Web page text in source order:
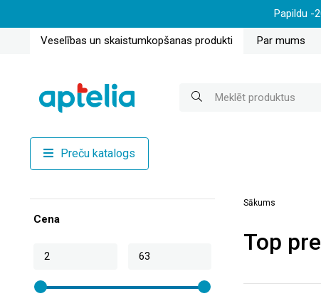
Papildu -
Veselības un skaistumkopšanas produkti Par mums
Preču katalogs
Cena
Sākums
Top